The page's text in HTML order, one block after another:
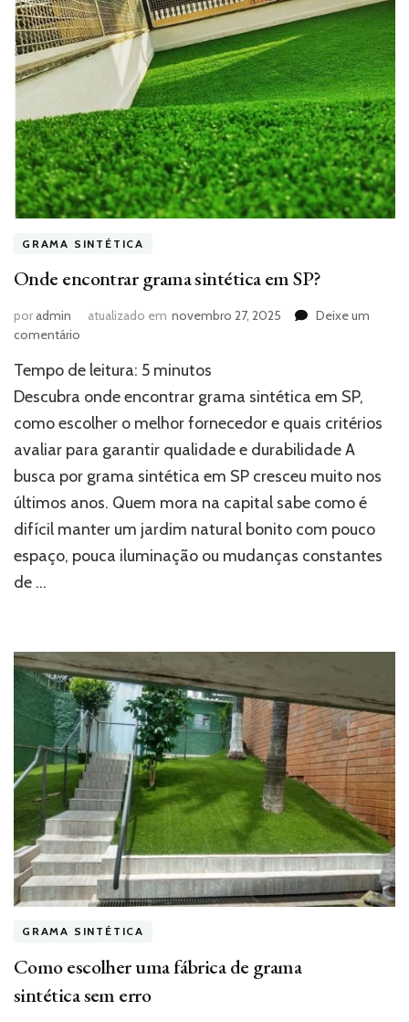
GRAMA SINTÉTICA
Onde encontrar grama sintética em SP?
poradmin atualizado em novembro 27, 2025
Deixe um
comentário
encontrar
grama
em
SP?
Tempo de leitura: 5 minutos
Descubra onde encontrar grama sintética em SP,
como escolher o melhor fornecedor e quais critérios
avaliar para garantir qualidade e durabilidade A
busca por grama sintética em SP cresceu muito nos
últimos anos. Quem mora na capital sabe como é
difícil manter um jardim natural bonito com pouco
espaço, pouca iluminação ou mudanças constantes
de …
GRAMA SINTÉTICA
Como escolher uma fábrica de grama
sintética sem erro